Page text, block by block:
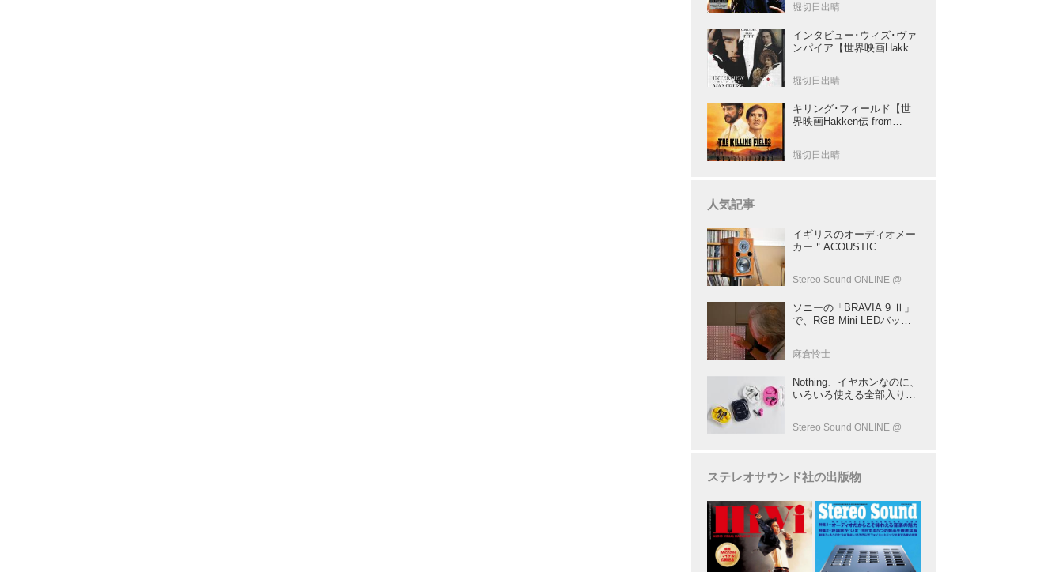
が放つ負け犬アクションの
堀切日出晴
インタビュー･ウィズ･ヴァ
ンパイア【世界映画Hakken
督吸血鬼ホラー
堀切日出晴
キリング･フィールド【世
界映画Hakken伝 from
さぶる傑作
堀切日出晴
人気記事
イギリスのオーディオメー
カー＂ACOUSTIC
「AE1」の40周年記念モデ
Stereo Sound ONLINE @
ソニーの「BRAVIA 9 Ⅱ」
で、RGB Mini LEDバック
リー” だ（後）：麻倉怜士
137
麻倉怜士
Nothing、イヤホンなのに、
いろいろ使える全部入りモ
や、会話も録音できる
Stereo Sound ONLINE @
ステレオサウンド社の出版物